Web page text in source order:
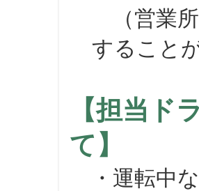
（営業所
すること
【担当ド
て】
・運転中